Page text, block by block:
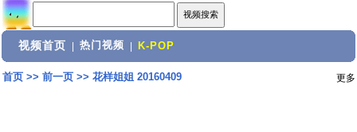
视频首页 热门视频 K-POP
首页>> 前一页>> 花样姐姐 20160409 更多